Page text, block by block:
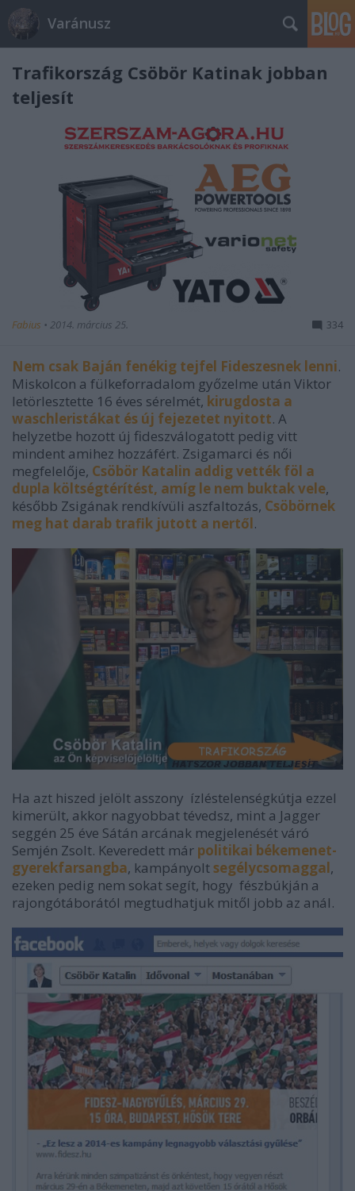
Varánusz
Trafikország Csöbör Katinak jobban
teljesít
Fabius • 2014. március 25. 334
Nem csak Baján fenékig tejfel Fideszesnek lenni.
Miskolcon a fülkeforradalom győzelme után Viktor
letörlesztette 16 éves sérelmét, kirugdosta a
waschleristákat és új fejezetet nyitott. A
helyzetbe hozott új fideszválogatott pedig vitt
mindent amihez hozzáfért. Zsigamarci és női
megfelelője, Csöbör Katalin addig vették föl a
dupla költségtérítést, amíg le nem buktak vele,
később Zsigának rendkívüli aszfaltozás, Csöbörnek
meg hat darab trafik jutott a nertől.
Ha azt hiszed jelölt asszony ízléstelenségkútja ezzel
kimerült, akkor nagyobbat tévedsz, mint a Jagger
seggén 25 éve Sátán arcának megjelenését váró
Semjén Zsolt. Keveredett már politikai békemenet-
gyerekfarsangba, kampányoltsegélycsomaggal,
ezeken pedig nem sokat segít, hogy fészbúkján a
rajongótáborától megtudhatjuk mitől jobb az anál.